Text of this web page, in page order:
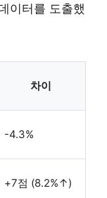
이터를 도출했
차이
-4.3%
+7점 (8.2%↑)